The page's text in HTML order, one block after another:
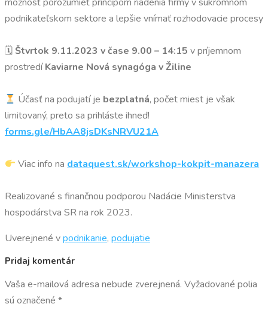
podnikateľskom sektore a lepšie vnímať rozhodovacie procesy
🗓 Štvrtok 9.11.2023 v čase 9.00 – 14:15 v príjemnom
prostredíKaviarne Nová synagóga v Žiline
Účasť na podujatí je bezplatná, počet miest je však
limitovaný, preto sa prihláste ihneď!
forms.gle/HbAA8jsDKsNRVU21A
Viac info na dataquest.sk/workshop-kokpit-manazera
Realizované s finančnou podporou Nadácie Ministerstva
hospodárstva SR na rok 2023.
Uverejnené vpodnikanie, podujatie
Pridaj komentár
Vaša e-mailová adresa nebude zverejnená. Vyžadované polia
sú označené *